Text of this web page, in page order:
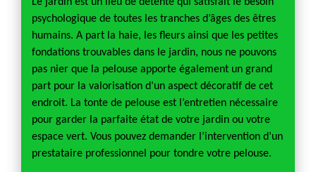
psychologique de toutes les tranches d’âges des êtres
humains. A part la haie, les fleurs ainsi que les petites
fondations trouvables dans le jardin, nous ne pouvons
pas nier que la pelouse apporte également un grand
part pour la valorisation d’un aspect décoratif de cet
endroit. La tonte de pelouse est l’entretien nécessaire
pour garder la parfaite état de votre jardin ou votre
espace vert. Vous pouvez demander l’intervention d’un
prestataire professionnel pour tondre votre pelouse.